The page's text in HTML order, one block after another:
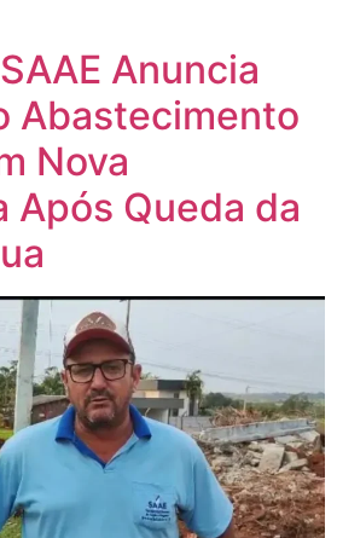
Anuncia
Abastecimento
Nova
Após Queda da